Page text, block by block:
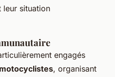
leur situation
engagés
, organisant